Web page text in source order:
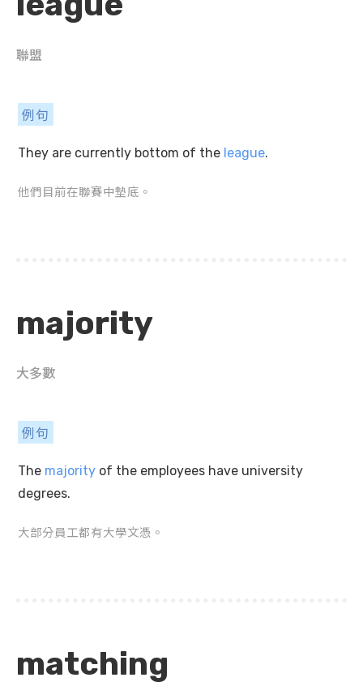
聯盟
例句
They are currently bottom of the league.
他們目前在聯賽中墊底。
majority
大多數
例句
The majority of the employees have university
degrees.
大部分員工都有大學文憑。
matching